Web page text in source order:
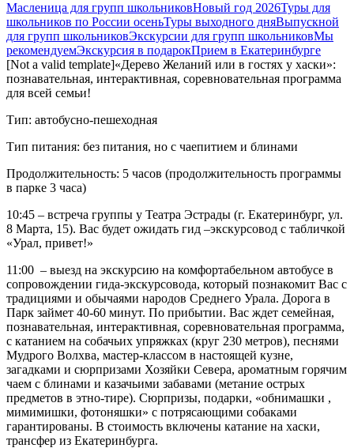
Масленица для групп школьниковНовый год 2026Туры для
школьников по России осеньТуры выходного дняВыпускной
для групп школьниковЭкскурсии для групп школьниковМы
рекомендуемЭкскурсия в подарокПрием в Екатеринбурге
[Not a valid template]«Дерево Желаний или в гостях у хаски»:
познавательная, интерактивная, соревновательная программа
для всей семьи!
Тип: автобусно-пешеходная
Тип питания: без питания, но с чаепитием и блинами
Продолжительность: 5 часов (продолжительность программы
в парке 3 часа)
10:45 – встреча группы у Театра Эстрады (г. Екатеринбург, ул.
8 Марта, 15). Вас будет ожидать гид –экскурсовод с табличкой
«Урал, привет!»
11:00 – выезд на экскурсию на комфортабельном автобусе в
сопровождении гида-экскурсовода, который познакомит Вас с
традициями и обычаями народов Среднего Урала. Дорога в
Парк займет 40-60 минут. По прибытии. Вас ждет семейная,
познавательная, интерактивная, соревновательная программа,
с катанием на собачьих упряжках (круг 230 метров), песнями
Мудрого Волхва, мастер-классом в настоящей кузне,
загадками и сюрпризами Хозяйки Севера, ароматным горячим
чаем с блинами и казачьими забавами (метание острых
предметов в этно-тире). Сюрпризы, подарки, «обнимашки ,
мимимишки, фотоняшки» с потрясающими собаками
гарантированы. В стоимость включены катание на хаски,
трансфер из Екатеринбурга.